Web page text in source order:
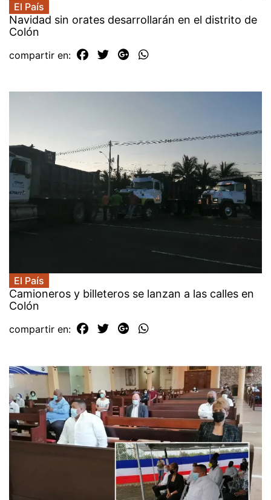
El País
Navidad sin orates desarrollarán en el distrito de
Colón
compartir en:
El País
Camioneros y billeteros se lanzan a las calles en
Colón
compartir en: